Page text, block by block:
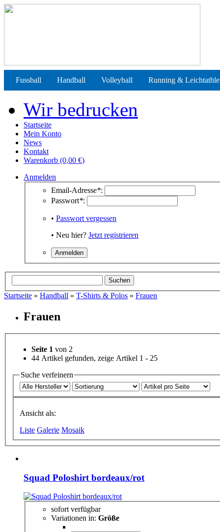
Fussball Handball Volleyball Running &
Wir bedrucken
Startseite
Mein Konto
News
Kontakt
Warenkorb (0,00 €)
Anmelden
Email-Adresse*:
Passwort*:
• Passwort vergessen
• Neu hier? Jetzt registrieren
Startseite » Handball » T-Shirts & Polos » Frauen
Frauen
Seite 1 von 2
44 Artikel gefunden, zeige Artikel 1 - 25
Suche verfeinern
Ansicht als:
Liste Galerie Mosaik
Squad Poloshirt bordeaux/rot
sofort verfügbar
Variationen in: Größe